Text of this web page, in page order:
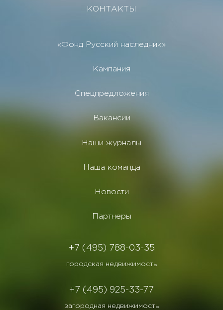
КОНТАКТЫ
«Фонд Русский наследник»
Кампания
Спецпредложения
Вакансии
Наши журналы
Наша команда
Новости
Партнеры
+7 (495) 788-03-35
городская недвижимость
+7 (495) 925-33-77
загородная недвижимость